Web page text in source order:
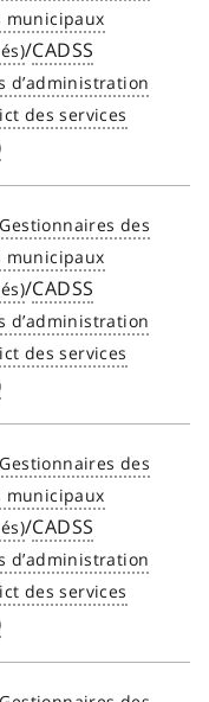
/CADSS
/CADSS
/CADSS